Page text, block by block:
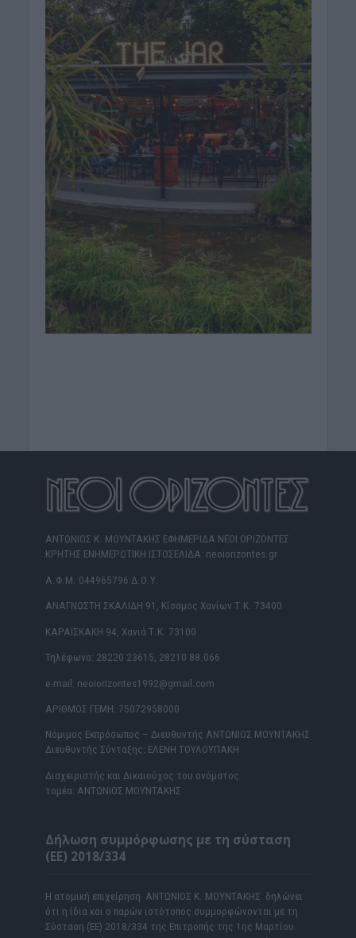
ΑΝΤΩΝΙΟΣ Κ. ΜΟΥΝΤΑΚΗΣ ΕΦΗΜΕΡΙΔΑ ΝΕΟΙ ΟΡΙΖΟΝΤΕΣ
ΚΡΗΤΗΣ ΕΝΗΜΕΡΩΤΙΚΗ ΙΣΤΟΣΕΛΙΔΑ: neoiorizontes.gr
Α.Φ.Μ. 044965796 Δ.Ο.Υ.
ΑΝΑΓΝΩΣΤΗ ΣΚΑΛΙΔΗ 91, Κίσαμος Χανίων Τ.Κ. 73400
ΚΑΡΑΪΣΚΑΚΗ 94, Χανιά Τ.Κ. 73100
Τηλέφωνα: 28220 23615, 28210 88.066
e-mail: neoiorizontes1992@gmail.com
ΑΡΙΘΜΟΣ ΓΕΜΗ: 75072958000
Νόμιμος Εκπρόσωπος – Διευθυντής ΑΝΤΩΝΙΟΣ ΜΟΥΝΤΑΚΗΣ
Διευθυντής Σύνταξης: ΕΛΕΝΗ ΤΟΥΛΟΥΠΑΚΗ
Διαχειριστής και Δικαιούχος του ονόματος
τομέα: ΑΝΤΩΝΙΟΣ ΜΟΥΝΤΑΚΗΣ
Δήλωση συμμόρφωσης με τη σύσταση
(ΕΕ) 2018/334
Η ατομική επιχείρηση ΑΝΤΩΝΙΟΣ Κ. ΜΟΥΝΤΑΚΗΣ δηλώνει
ότι η ίδια και ο παρών ιστότοπος συμμορφώνονται με τη
Σύσταση (ΕΕ) 2018/334 της Επιτροπής της 1ης Μαρτίου